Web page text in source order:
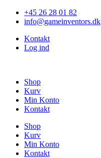
Videre+45 26 28 01 82
info@gameinventors.dk
Kontakt
Log ind
Shop
Kurv
Min Konto
Kontakt
Shop
Kurv
Min Konto
Kontakt